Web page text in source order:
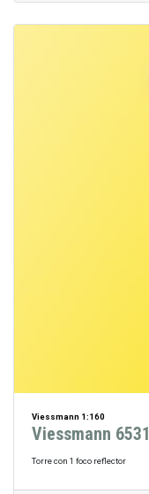
Viessmann 1:160
Viessmann 6531
Torre con 1 foco reflector